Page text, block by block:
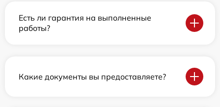
Есть ли гарантия на выполненные
работы?
Какие документы вы предоставляете?